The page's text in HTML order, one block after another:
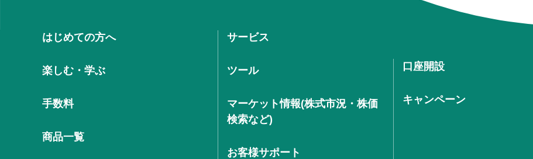
はじめての方へ
楽しむ・学ぶ
手数料
商品一覧
サービス
ツール
マーケット情報(株式市況・株価
検索など)
お客様サポート
口座開設
キャンペーン